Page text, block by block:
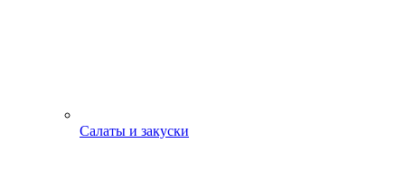
Салаты и закуски